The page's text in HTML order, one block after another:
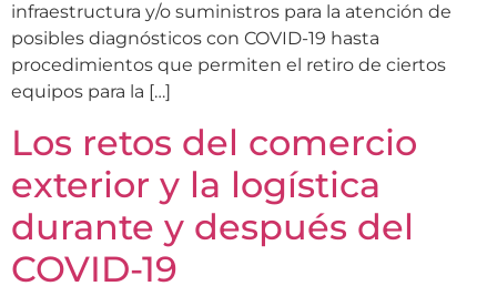
infraestructura y/o suministros para la atención de
posibles diagnósticos con COVID-19 hasta
procedimientos que permiten el retiro de ciertos
equipos para la […]
Los retos del comercio
exterior y la logística
durante y después del
COVID-19